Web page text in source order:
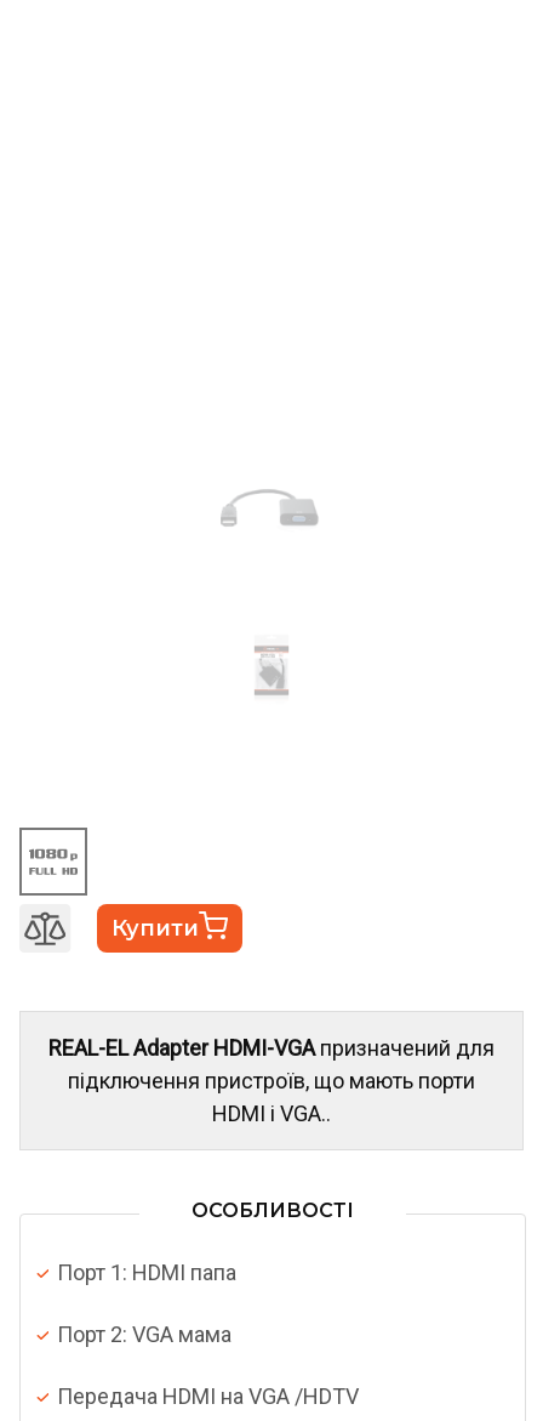
Купити
REAL-EL Adapter HDMI-VGAпризначений для
підключення пристроїв, що мають порти
HDMI і VGA..
ОСОБЛИВОСТІ
Порт 1: HDMI папа
Порт 2: VGA мама
Передача HDMI на VGA /HDTV